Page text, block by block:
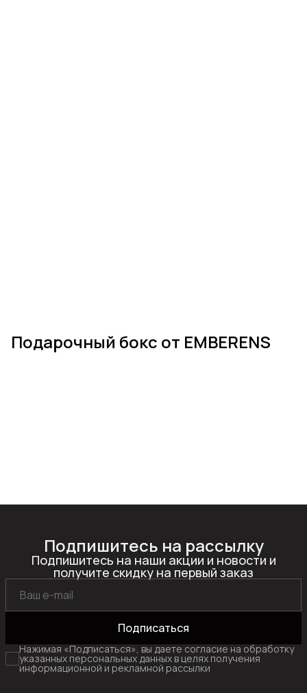
Подарочный бокс от EMBERENS
Подпишитесь на рассылку
Подпишитесь на наши акции и новости и
получите скидку на первый заказ
Подписаться
Нажимая «Подписаться», вы даете согласие на обработку
указанных персональных данных в целях получения
информационной и рекламной рассылки